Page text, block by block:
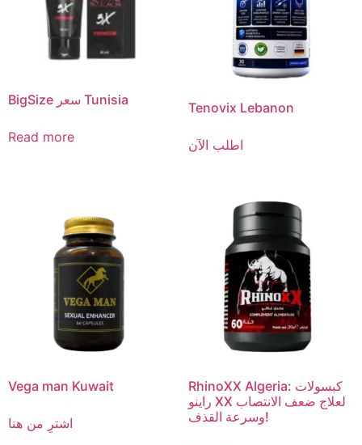
BigSize سعر Tunisia
Read more
Tenovix Lebanon
اطلب الآن
Vega man Kuwait
اشترِ من هنا
RhinoXX Algeria: كبسولات
راينو XX لعلاج ضعف الانتصاب
وسرعة القذف!